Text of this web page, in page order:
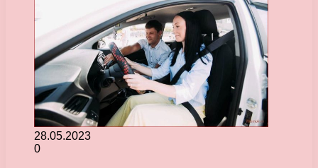
28.05.2023
0